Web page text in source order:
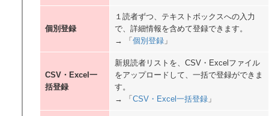
個別登録
１読者ずつ、テキストボックスへの入力
で、詳細情報を含めて登録できます。
→ 「 個別登録 」
CSV・Excel一
括登録
新規読者リストを、CSV・Excelファイル
をアップロードして、一括で登録ができま
す。
→ 「 CSV・Excel一括登録 」